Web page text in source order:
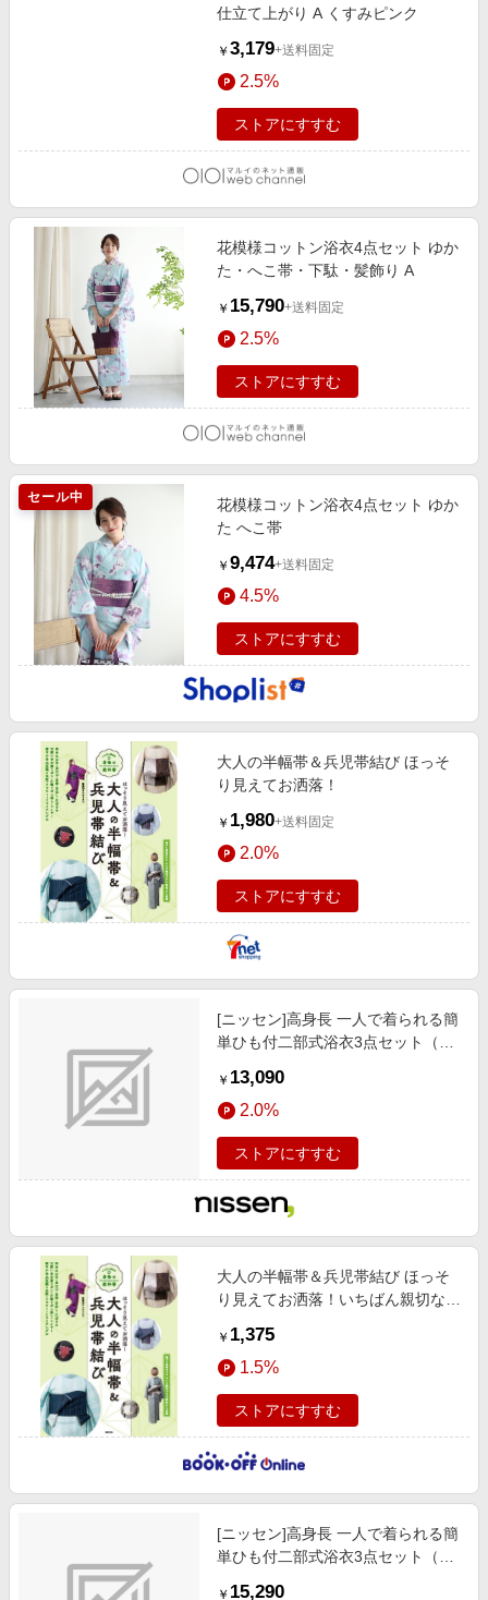
仕立て上がり A くすみピンク
￥ 3,179+送料固定
2.5%
ストアにすすむ
花模様コットン浴衣4点セット ゆか
た・へこ帯・下駄・髪飾り A
￥ 15,790+送料固定
2.5%
ストアにすすむ
セール中
花模様コットン浴衣4点セット ゆか
た へこ帯
￥ 9,474+送料固定
4.5%
ストアにすすむ
大人の半幅帯＆兵児帯結び ほっそ
り見えてお洒落！
￥ 1,980+送料固定
2.0%
ストアにすすむ
[ニッセン]高身長 一人で着られる簡
単ひも付二部式浴衣3点セット（羽
サイズ）/トールサイズ/スラットジ
ール/ 浴衣/甚平 / 浴衣/ゆかた)/ネイ
ビー系
￥ 13,090
2.0%
ストアにすすむ
大人の半幅帯＆兵児帯結び ほっそ
り見えてお洒落！いちばん親切な着
￥ 1,375
1.5%
ストアにすすむ
[ニッセン]高身長 一人で着られる簡
単ひも付二部式浴衣3点セット（羽
￥ 15,290